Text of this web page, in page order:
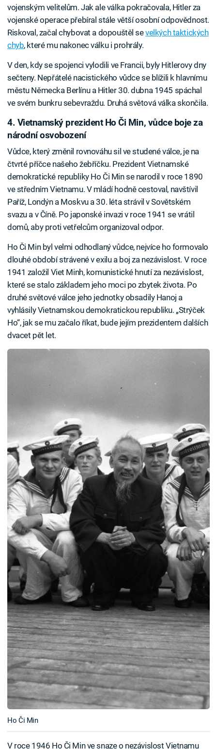
vojenským velitelům. Jak ale válka pokračovala, Hitler za
vojenské operace přebíral stále větší osobní odpovědnost.
Riskoval, začal chybovat a dopouštěl sevelkých taktických
chyb, které mu nakonec válku i prohrály.
V den, kdy se spojenci vylodili ve Francii, byly Hitlerovy dny
sečteny. Nepřátelé nacistického vůdce se blížili k hlavnímu
městu Německa Berlínu a Hitler 30. dubna 1945 spáchal
ve svém bunkru sebevraždu. Druhá světová válka skončila.
4. Vietnamský prezident Ho Či Min, vůdce boje za
národní osvobození
Vůdce, který změnil rovnováhu sil ve studené válce, je na
čtvrté příčce našeho žebříčku. Prezident Vietnamské
demokratické republiky Ho Či Min se narodil v roce 1890
ve středním Vietnamu. V mládí hodně cestoval, navštívil
Paříž, Londýn a Moskvu a 30. léta strávil v Sovětském
svazu a v Číně. Po japonské invazi v roce 1941 se vrátil
domů, aby proti vetřelcům organizoval odpor.
Ho Či Min byl velmi odhodlaný vůdce, nejvíce ho formovalo
dlouhé období strávené v exilu a boj za nezávislost. V roce
1941 založil Viet Minh, komunistické hnutí za nezávislost,
které se stalo základem jeho moci po zbytek života. Po
druhé světové válce jeho jednotky obsadily Hanoj a
vyhlásily Vietnamskou demokratickou republiku. „Strýček
Ho“, jak se mu začalo říkat, bude jejím prezidentem dalších
dvacet pět let.
Ho Či Min
V roce 1946 Ho Či Min ve snaze o nezávislost Vietnamu